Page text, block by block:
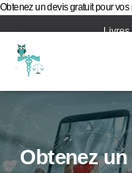
Obtenez un devis gratuit pour
Livres
Obtenez